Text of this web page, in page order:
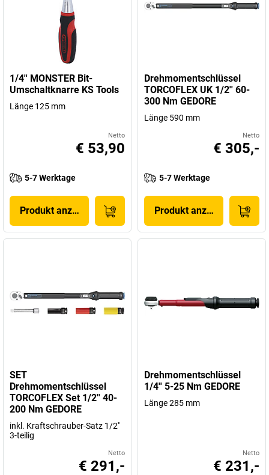
1/4'' MONSTER Bit-
Umschaltknarre KS Tools
Länge 125 mm
Netto
€ 53,90
5-7 Werktage
Produkt anzeigen
Drehmomentschlüssel
TORCOFLEX UK 1/2'' 60-
300 Nm GEDORE
Länge 590 mm
Netto
€ 305,-
5-7 Werktage
Produkt anzeigen
SET
Drehmomentschlüssel
TORCOFLEX Set 1/2'' 40-
200 Nm GEDORE
inkl. Kraftschrauber-Satz 1/2''
3-teilig
Netto
€ 291,-
Drehmomentschlüssel
1/4'' 5-25 Nm GEDORE
Länge 285 mm
Netto
€ 231,-